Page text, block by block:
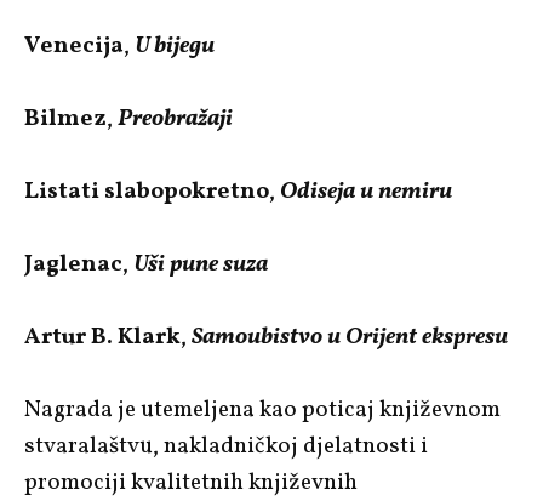
Venecija, U bijegu
Bilmez,Preobražaji
Listati slabopokretno, Odiseja u nemiru
Jaglenac, Uši pune suza
Artur B. Klark,Samoubistvo u Orijent ekspresu
Nagrada je utemeljena kao poticaj književnom
stvaralaštvu, nakladničkoj djelatnosti i
promociji kvalitetnih književnih